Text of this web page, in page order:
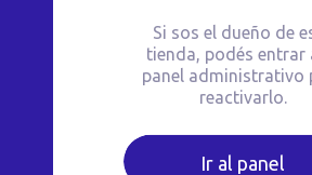
Si sos el dueño de
tienda, podés entrar
panel administrativo
reactivarlo.
Ir al panel